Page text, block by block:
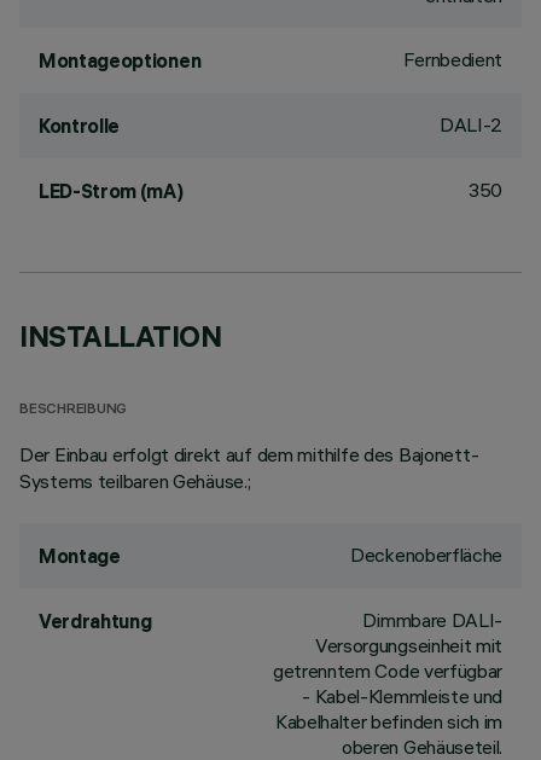
Montageoptionen Fernbedient
Kontrolle DALI-2
LED-Strom (mA) 350
INSTALLATION
BESCHREIBUNG
Der Einbau erfolgt direkt auf dem mithilfe des Bajonett-
Systems teilbaren Gehäuse.;
Montage Deckenoberfläche
Verdrahtung
Dimmbare DALI-
Versorgungseinheit mit
getrenntem Code verfügbar
- Kabel-Klemmleiste und
Kabelhalter befinden sich im
oberen Gehäuseteil.